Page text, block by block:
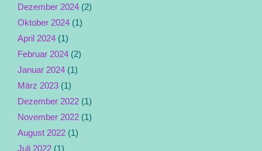
Dezember 2024 (2)
Oktober 2024 (1)
April 2024 (1)
Februar 2024 (2)
Januar 2024 (1)
März 2023 (1)
Dezember 2022 (1)
November 2022 (1)
August 2022 (1)
Juli 2022 (1)